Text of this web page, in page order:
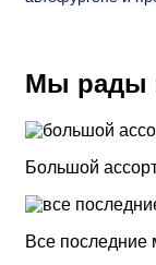
Мы рады
Большой
Все последние